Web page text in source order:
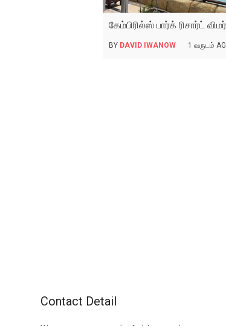
கேம்பிரில்ஸ் பார்க் ரிசார்ட்
BY DAVID IWANOW 1 வருடம்
Contact Detail